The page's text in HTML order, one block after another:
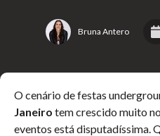
Bruna Antero
O cenário de festas
Janeiro tem crescido muito
eventos está disputadíssima.